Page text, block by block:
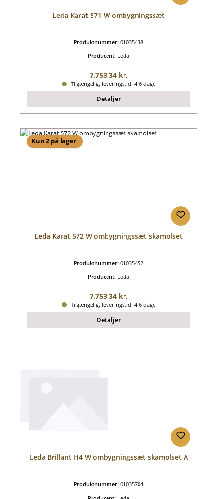
Leda Karat 571 W ombygningssæt
Produktnummer: 01035438
Producent: Leda
Almindelig pris:
7.753,34 kr.
Tilgængelig, leveringstid: 4-6 dage
Detaljer
Kun 2 på lager!
Leda Karat 572 W ombygningssæt skamolset
Produktnummer: 01035452
Producent: Leda
Almindelig pris:
7.753,34 kr.
Tilgængelig, leveringstid: 4-6 dage
Detaljer
Leda Brillant H4 W ombygningssæt skamolset A
Produktnummer: 01035704